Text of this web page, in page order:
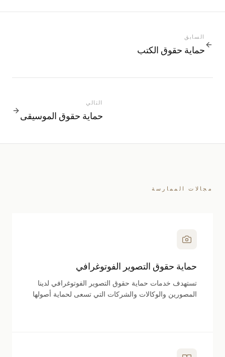
السابق
حماية حقوق الكتب
التالي
حماية حقوق الموسيقى
مجالات الممارسة
حماية حقوق التصوير الفوتوغرافي
تستهدف خدمات حماية حقوق التصوير الفوتوغرافي لدينا
المصورين والوكالات والشركات التي تسعى لحماية أصولها